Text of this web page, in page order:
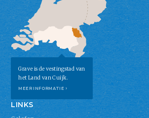
Grave is de vestingstad van
het Land van Cuijk.
MEER INFORMATIE ›
LINKS